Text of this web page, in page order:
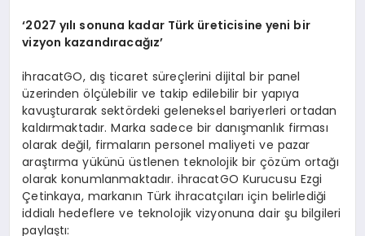
‘2027 yılı sonuna kadar Türk üreticisine yeni bir
vizyon kazandıracağız’
ihracatGO, dış ticaret süreçlerini dijital bir panel
üzerinden ölçülebilir ve takip edilebilir bir yapıya
kavuşturarak sektördeki geleneksel bariyerleri ortadan
kaldırmaktadır. Marka sadece bir danışmanlık firması
olarak değil, firmaların personel maliyeti ve pazar
araştırma yükünü üstlenen teknolojik bir çözüm ortağı
olarak konumlanmaktadır. ihracatGO Kurucusu Ezgi
Çetinkaya, markanın Türk ihracatçıları için belirlediği
iddialı hedeflere ve teknolojik vizyonuna dair şu bilgileri
paylaştı: